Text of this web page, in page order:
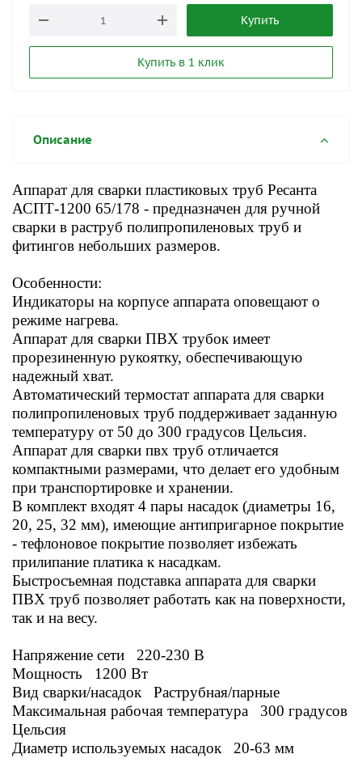
Купить
Купить в 1 клик
Описание
Аппарат для сварки пластиковых труб Ресанта
АСПТ-1200 65/178 - предназначен для ручной
сварки в раструб полипропиленовых труб и
фитингов небольших размеров.
Особенности:
Индикаторы на корпусе аппарата оповещают о
режиме нагрева.
Аппарат для сварки ПВХ трубок имеет
прорезиненную рукоятку, обеспечивающую
надежный хват.
Автоматический термостат аппарата для сварки
полипропиленовых труб поддерживает заданную
температуру от 50 до 300 градусов Цельсия.
Аппарат для сварки пвх труб отличается
компактными размерами, что делает его удобным
при транспортировке и хранении.
В комплект входят 4 пары насадок (диаметры 16,
20, 25, 32 мм), имеющие антипригарное покрытие
- тефлоновое покрытие позволяет избежать
прилипание платика к насадкам.
Быстросъемная подставка аппарата для сварки
ПВХ труб позволяет работать как на поверхности,
так и на весу.
Напряжение сети 220-230 В
Мощность 1200 Вт
Вид сварки/насадок Раструбная/парные
Максимальная рабочая температура 300 градусов
Цельсия
Диаметр используемых насадок 20-63 мм